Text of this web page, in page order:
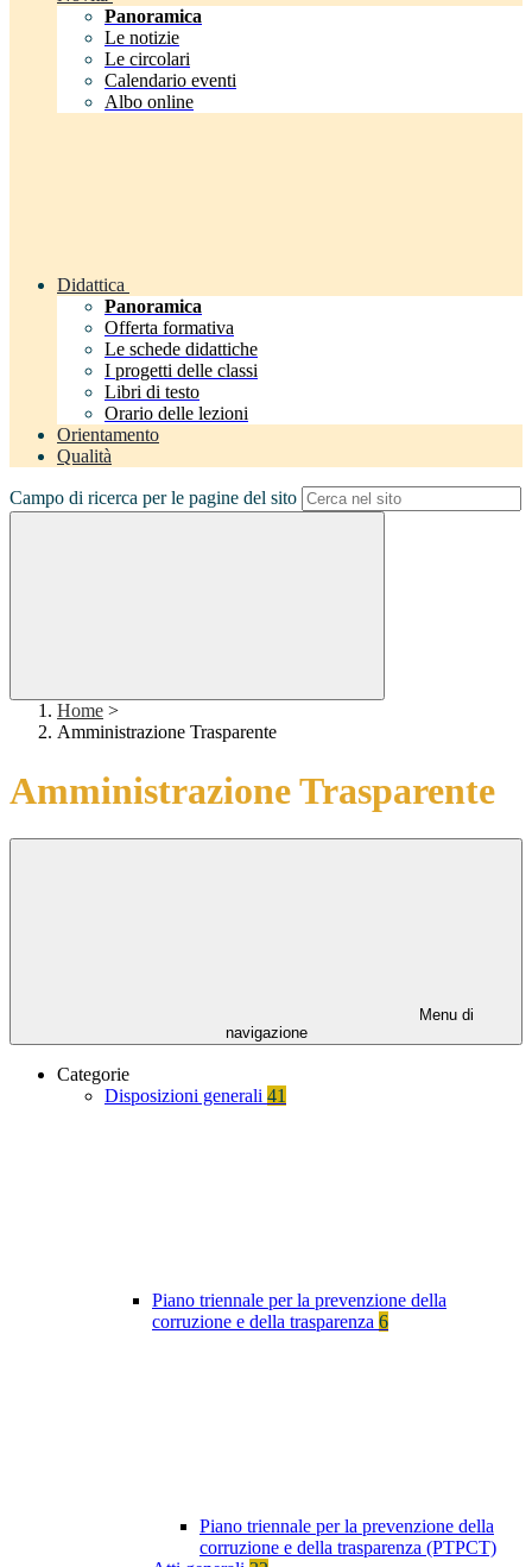
Panoramica
Le notizie
Le circolari
Calendario eventi
Albo online
Didattica
Panoramica
Offerta formativa
Le schede didattiche
I progetti delle classi
Libri di testo
Orario delle lezioni
Orientamento
Qualità
Campo di ricerca per le pagine del sito
Home >
Amministrazione Trasparente
Amministrazione Trasparente
Menu di
navigazione
Categorie
Disposizioni generali 41
Piano triennale per la prevenzione della
corruzione e della trasparenza 6
Piano triennale per la prevenzione della
corruzione e della trasparenza (PTPCT)